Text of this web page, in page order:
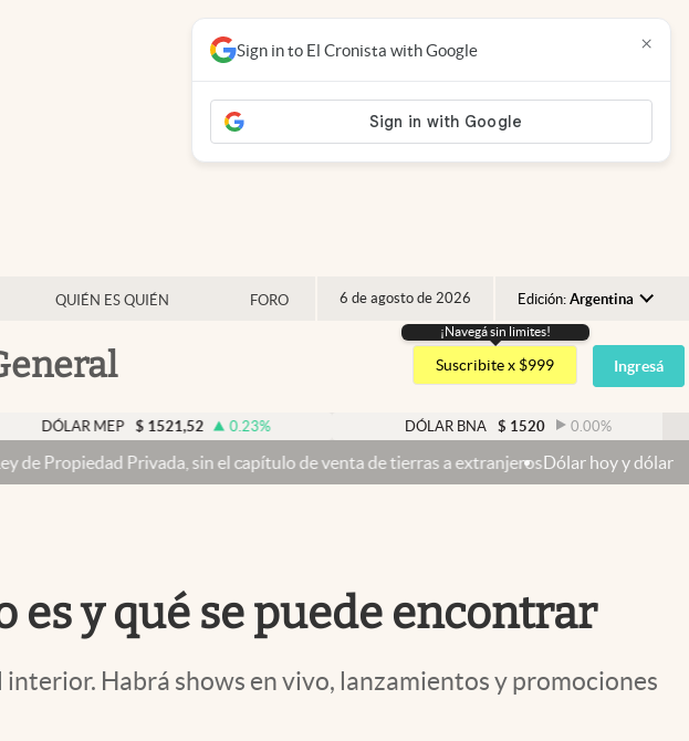
QUIÉN ES QUIÉN FORO 6 de agosto de 2026 Edición: Argentina
Argentina
España
USA
Colombia
¡Navegá sin limites!
Suscribite x $999 Ingresá
MEP $ 1521,52 0.23% DÓLAR BNA $ 1520 0.00%
Privada, sin el capítulo de venta de tierras a extranjerosDólar hoy y dólar blue hoy: cuál
Sign in to El Cronista with Google ×
es y qué se puede encontrar
Habrá shows en vivo, lanzamientos y promociones